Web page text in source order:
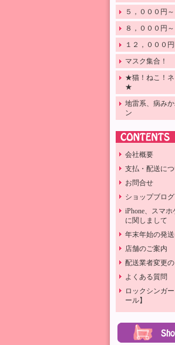
５，０００円
８，０００円
１２，０００
マスク集合！
★猫！ねこ！ネ
★
地雷系、病み
ン
会社概要
支払・配送に
お問合せ
ショップブログ
iPhone、スマ
に関しまして
年末年始の発
店舗のご案内
配送業者変更
よくある質問
ロックシンガ
ール】